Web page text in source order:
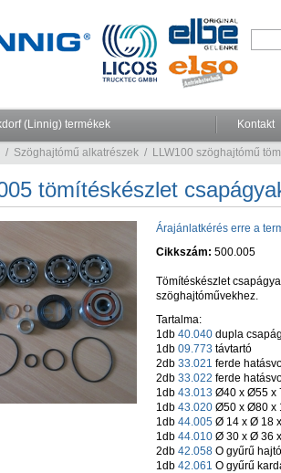
(Linnig) termékek Kontakt
/ Szöghajtómű alkatrészek / LLW100 szöghajtómű
tömítéskészlet
Árajánlatkérés erre a
Cikkszám: 500.005
Tömítéskészlet
szöghajtóművekhez.
Tartalma:
1db 40.040 dupla
1db 09.773 távtartó
2db 33.021 ferde
2db 33.022 ferde
1db 43.013 Ø40 x Ø55 x
1db 43.020 Ø50 x Ø80 x
1db 44.005 Ø 14 x Ø 18
1db 44.010 Ø 30 x Ø 36
2db 42.058 O gyűrű
1db 42.061 O gyűrű